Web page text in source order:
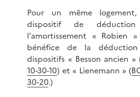
Pour un même
dispositif de
l'amortissement « Robien
bénéfice de la
dispositifs « Besson ancien »
10-30-10) et « Lienemann » (
30-20.)